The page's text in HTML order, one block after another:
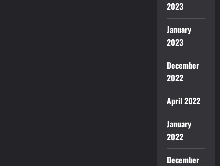
2023
January
2023
December
2022
April 2022
January
2022
December